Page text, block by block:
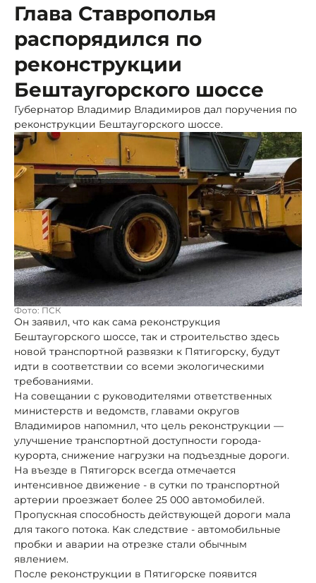
Глава Ставрополья
распорядился по
реконструкции
Бештаугорского шоссе
Губернатор Владимир Владимиров дал поручения по
реконструкции Бештаугорского шоссе.
Фото: ПСК
Он заявил, что как сама реконструкция
Бештаугорского шоссе, так и строительство здесь
новой транспортной развязки к Пятигорску, будут
идти в соответствии со всеми экологическими
требованиями.
На совещании с руководителями ответственных
министерств и ведомств, главами округов
Владимиров напомнил, что цель реконструкции —
улучшение транспортной доступности города-
курорта, снижение нагрузки на подъездные дороги.
На въезде в Пятигорск всегда отмечается
интенсивное движение - в сутки по транспортной
артерии проезжает более 25 000 автомобилей.
Пропускная способность действующей дороги мала
для такого потока. Как следствие - автомобильные
пробки и аварии на отрезке стали обычным
явлением.
После реконструкции в Пятигорске появится